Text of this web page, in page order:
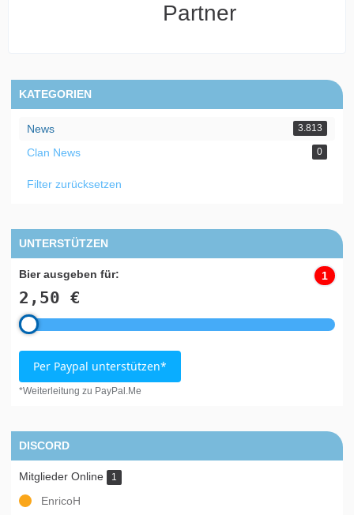
Partner
KATEGORIEN
News 3.813
Clan News 0
Filter zurücksetzen
UNTERSTÜTZEN
Bier ausgeben für:
2,50 €
1
Per Paypal unterstützen*
*Weiterleitung zu PayPal.Me
DISCORD
Mitglieder Online 1
EnricoH